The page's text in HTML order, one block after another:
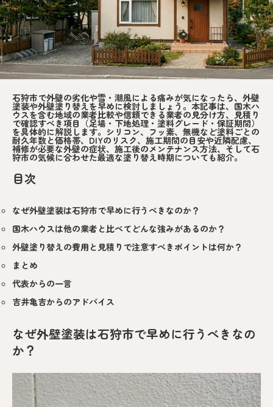
石狩市で外壁の劣化や雪・潮風による痛みが気になったら、外壁
塗装や外壁塗り替えを早めに検討しましょう。本記事は、国木ハ
ウスを含む地域の業者比較や信頼できる業者の見分け方、見積り
で確認すべき項目（足場・下地処理・塗料グレード・保証期間）
を具体的に解説します。シリコン、フッ素、無機など塗料ごとの
耐久年数と価格帯、DIYのリスク、施工期間の目安や近隣配慮、
補修が必要な外壁の症状、施工後のメンテナンス方法、そして石
狩市の気候に合わせた最適な塗り替え時期についても紹介。
目次
なぜ外壁塗装は石狩市で早めに行うべきなのか？
国木ハウスは他の業者と比べてどんな強みがあるのか？
外壁塗り替えの費用と見積りで注意すべきポイントは何か？
まとめ
代表からの一言
吉井亀吉からのアドバイス
なぜ外壁塗装は石狩市で早めに行うべきなの
か？